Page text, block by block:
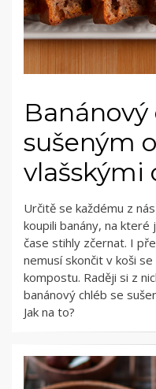
Banánový
sušeným
vlašskými
Určitě se každému z
koupili banány, na které
čase stihly zčernat. I
nemusí skončit v koši
kompostu. Raději si z
banánový chléb se
Jak na to?